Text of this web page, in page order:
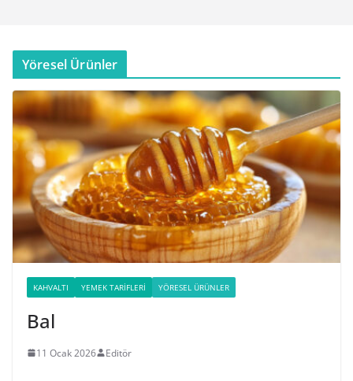
Yöresel Ürünler
KAHVALTI YEMEK TARIFLERI YÖRESEL ÜRÜNLER
Bal
11 Ocak 2026 Editör